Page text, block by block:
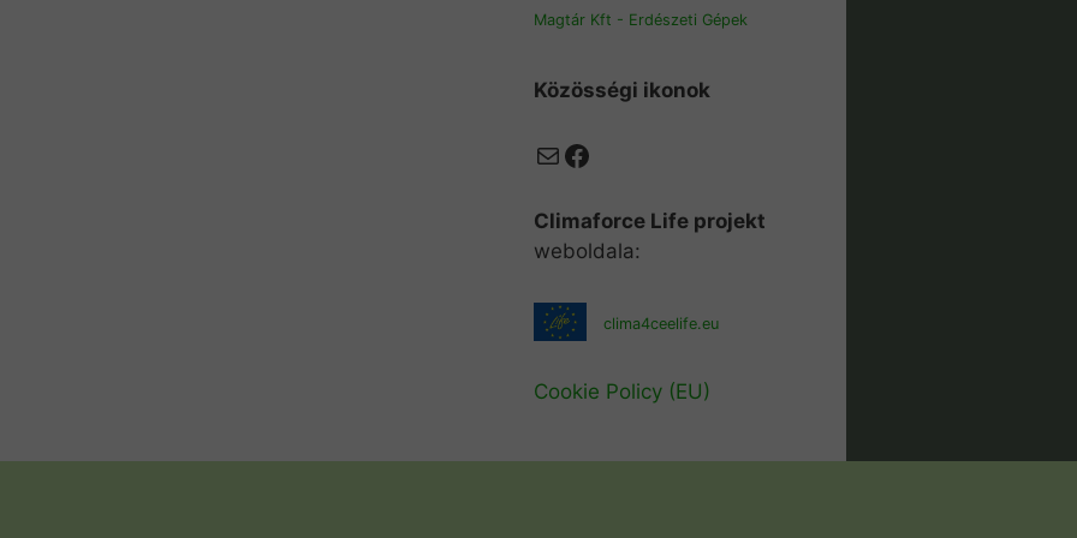
Magtár Kft - Erdészeti Gépek
Közösségi ikonok
MailFacebook
Climaforce Life projekt
weboldala:
clima4ceelife.eu
Cookie Policy (EU)